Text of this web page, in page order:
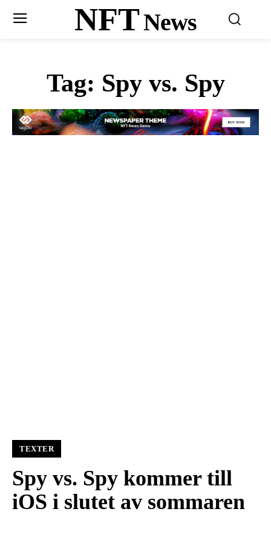
NFTNews
Tag: Spy vs. Spy
TEXTER
Spy vs. Spy kommer till
iOS i slutet av sommaren